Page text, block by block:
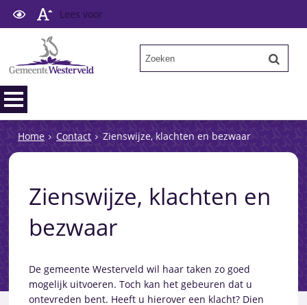
Lees voor
Home Contact Zienswijze, klachten en bezwaar
Zienswijze, klachten en
bezwaar
De gemeente Westerveld wil haar taken zo goed
mogelijk uitvoeren. Toch kan het gebeuren dat u
ontevreden bent. Heeft u hierover een klacht? Dien